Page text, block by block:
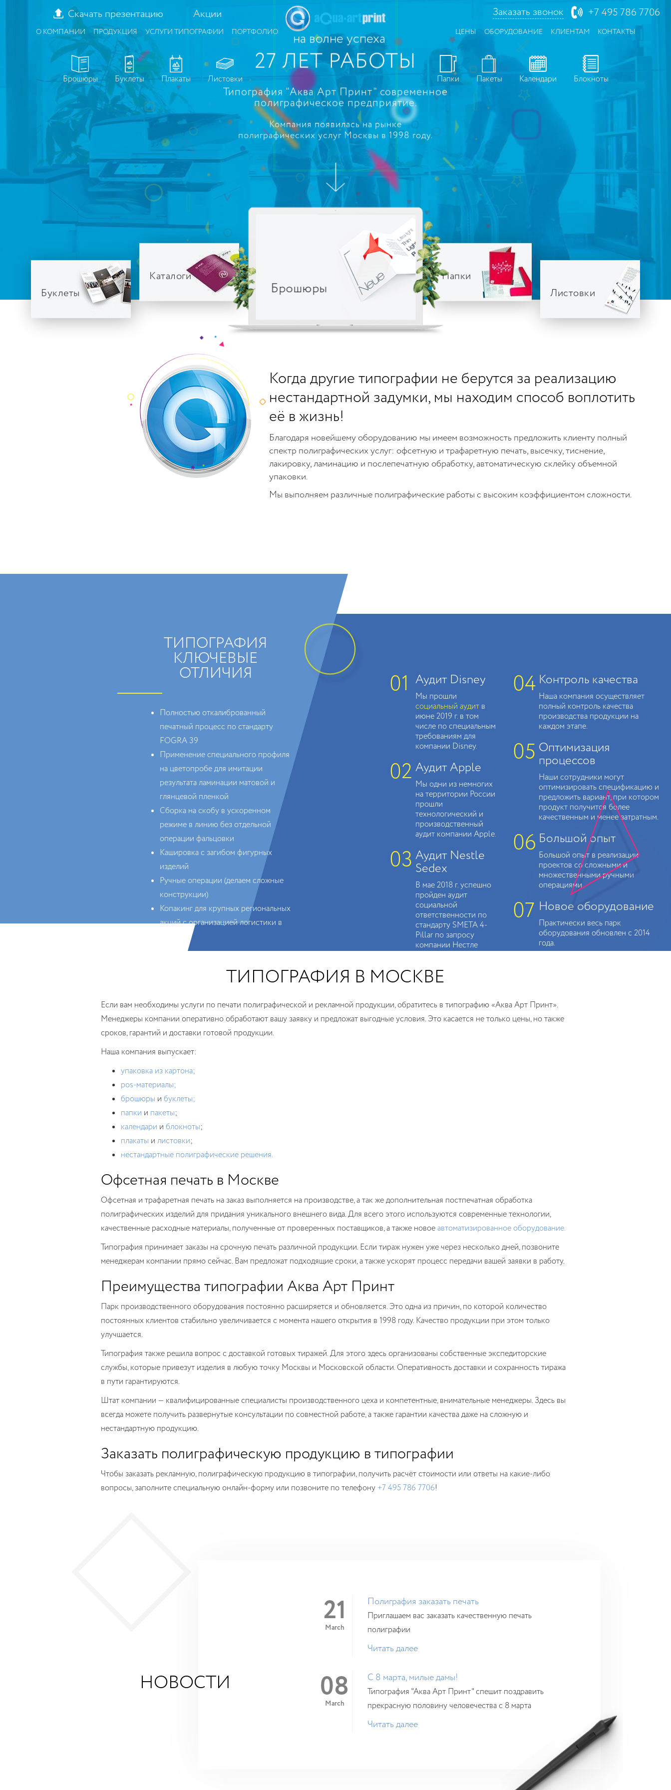
Скачать презентацию Акции Заказать звонок +7 495 786 7706
О КОМПАНИИ ПРОДУКЦИЯ УСЛУГИ ТИПОГРАФИИ ПОРТФОЛИО ЦЕНЫ ОБОРУДОВАНИЕ КЛИЕНТАМ КОНТАКТЫ
Брошюры Буклеты Плакаты Листовки Папки Пакеты Календари Блокноты
на волне успеха
27 ЛЕТ РАБОТЫ
Типография "Аква Арт Принт" современное
полиграфическое предприятие.
Компания появилась на рынке
полиграфических услуг Москвы в 1998 году.
Буклеты
Каталоги Папки
Листовки
Брошюры
Когда другие типографии не берутся за реализацию
нестандартной задумки, мы находим способ воплотить
её в жизнь!
Благодаря новейшему оборудованию мы имеем возможность предложить клиенту полный
спектр полиграфических услуг: офсетную и трафаретную печать, высечку, тиснение,
лакировку, ламинацию и послепечатную обработку, автоматическую склейку объемной
упаковки.
Мы выполняем различные полиграфические работы с высоким коэффициентом сложности.
ТИПОГРАФИЯ
КЛЮЧЕВЫЕ
ОТЛИЧИЯ
Полностью откалиброванный
печатный процесс по стандарту
FOGRA 39
Применение специального профиля
на цветопробе для имитации
результата ламинации матовой и
глянцевой пленкой
Сборка на скобу в ускоренном
режиме в линию без отдельной
операции фальцовки
Кашировка с загибом фигурных
изделий
Ручные операции (делаем сложные
конструкции)
Копакинг для крупных региональных
акций с организацией логистики в
01 Аудит Disney
Мы прошли
социальный аудитв
июне 2019 г. в том
числе по специальным
требованиям для
компании Disney.
02 Аудит Apple
Мы одни из немногих
на территории России
прошли
технологический и
производственный
аудит компании Apple.
03 Аудит Nestle
Sedex
В мае 2018 г. успешно
пройден аудит
социальной
ответственности по
стандарту SMETA 4-
Pillar по запросу
компании Нестле
04 Контроль качества
Наша компания осуществляет
полный контроль качества
производства продукции на
каждом этапе.
05 Оптимизация
процессов
Наши сотрудники могут
оптимизировать спецификацию и
предложить вариант, при котором
продукт получится более
качественным и менее затратным.
06 Большой опыт
Большой опыт в реализации
проектов со сложными и
множественными ручными
операциями.
07 Новое оборудование
Практически весь парк
оборудования обновлен с 2014
года.
ТИПОГРАФИЯ В МОСКВЕ
Если вам необходимы услуги по печати полиграфической и рекламной продукции, обратитесь в типографию «Аква Арт Принт».
Менеджеры компании оперативно обработают вашу заявку и предложат выгодные условия. Это касается не только цены, но также
сроков, гарантий и доставки готовой продукции.
Наша компания выпускает:
упаковка из картона;
pos-материалы;
брошюры и буклеты;
папки и пакеты;
календари и блокноты;
плакаты и листовки;
нестандартные полиграфические решения.
Офсетная печать в Москве
Офсетная и трафаретная печать на заказ выполняется на производстве, а так же дополнительная постпечатная обработка
полиграфических изделий для придания уникального внешнего вида. Для всего этого используются современные технологии,
качественные расходные материалы, полученные от проверенных поставщиков, а также новоеавтоматизированное оборудование.
Типография принимает заказы на срочную печать различной продукции. Если тираж нужен уже через несколько дней, позвоните
менеджерам компании прямо сейчас. Вам предложат подходящие сроки, а также ускорят процесс передачи вашей заявки в работу.
Преимущества типографии Аква Арт Принт
Парк производственного оборудования постоянно расширяется и обновляется. Это одна из причин, по которой количество
постоянных клиентов стабильно увеличивается с момента нашего открытия в 1998 году. Качество продукции при этом только
улучшается.
Типография также решила вопрос с доставкой готовых тиражей. Для этого здесь организованы собственные экспедиторские
службы, которые привезут изделия в любую точку Москвы и Московской области. Оперативность доставки и сохранность тиража
в пути гарантируются.
Штат компании — квалифицированные специалисты производственного цеха и компетентные, внимательные менеджеры. Здесь вы
всегда можете получить развернутые консультации по совместной работе, а также гарантии качества даже на сложную и
нестандартную продукцию.
Заказать полиграфическую продукцию в типографии
Чтобы заказать рекламную, полиграфическую продукцию в типографии, получить расчёт стоимости или ответы на какие-либо
вопросы, заполните специальную онлайн-форму или позвоните по телефону +7 495 786 7706!
НОВОСТИ
21
March
Полиграфия заказать печать
Приглашаем вас заказать качественную печать
полиграфии
Читать далее
08
March
C 8 марта, милые дамы!
Типография "Аква Арт Принт" спешит поздравить
прекрасную половину человечества с 8 марта
Читать далее